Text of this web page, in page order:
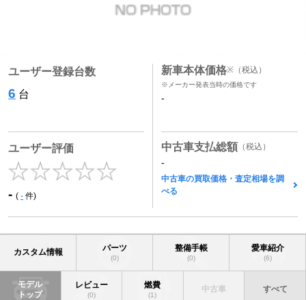
ユーザー登録台数
6 台
ユーザー評価
- ( - 件)
新車本体価格※ （税込）
※メーカー発表当時の価格です
-
中古車支払総額 （税込）
-
中古車の買取価格・査定相場を調
べる
カスタム情報 パーツ
(0)
整備手帳
(0)
愛車紹介
(6)
モデル
トップ
レビュー
(0)
燃費
(1)
中古車 すべて